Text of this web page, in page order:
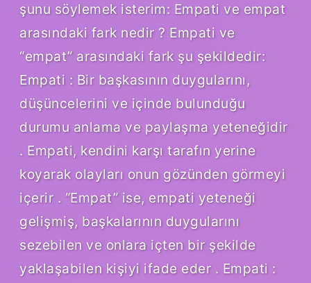
şunu söylemek isterim: Empati ve empat
arasındaki fark nedir ? Empati ve
“empat” arasındaki fark şu şekildedir:
Empati : Bir başkasının duygularını,
düşüncelerini ve içinde bulunduğu
durumu anlama ve paylaşma yeteneğidir
. Empati, kendini karşı tarafın yerine
koyarak olayları onun gözünden görmeyi
içerir . “Empat” ise, empati yeteneği
gelişmiş, başkalarının duygularını
sezebilen ve onlara içten bir şekilde
yaklaşabilen kişiyi ifade eder . Empati :